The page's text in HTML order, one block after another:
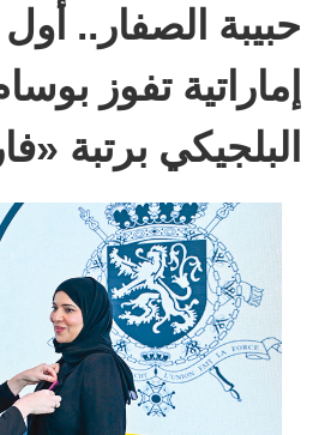
حبيبة الصفار..
إماراتية تفوز
البلجيكي برتبة